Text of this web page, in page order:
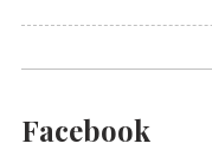
Facebook